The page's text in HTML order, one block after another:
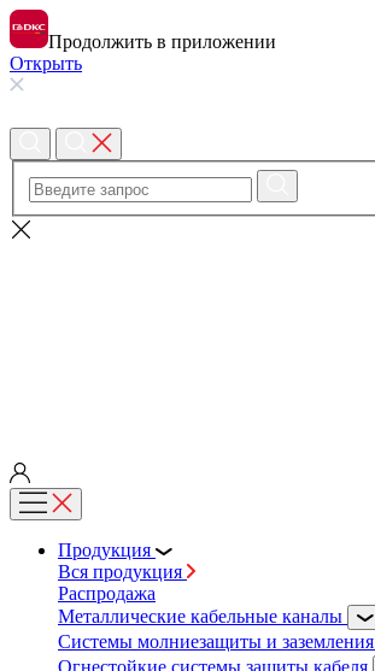
Продолжить в приложении
Открыть
Продукция
Вся продукция
Распродажа
Металлические кабельные каналы
Системы молниезащиты и заземления
Огнестойкие системы защиты кабеля